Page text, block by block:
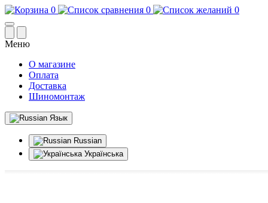
0 0 0
Меню
О магазине
Оплата
Доставка
Шиномонтаж
Язык
Russian
Українська